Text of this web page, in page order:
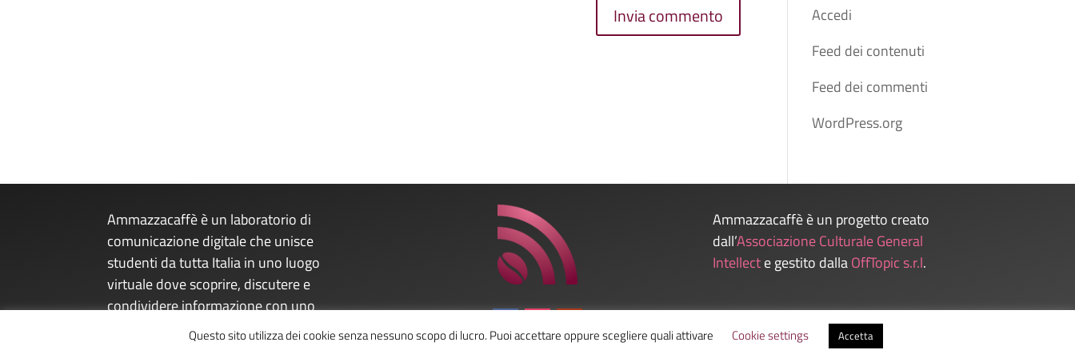
Accedi
Feed dei contenuti
Feed dei commenti
WordPress.org
Ammazzacaffè è un laboratorio di
comunicazione digitale che unisce
studenti da tutta Italia in uno luogo
virtuale dove scoprire, discutere e
condividere informazione con uno
sguardo sul presente dal futuro.
Ammazzacaffè è un progetto creato
dall’Associazione Culturale General
Intellecte gestito dallaOffTopic s.r.l.
Admin
Questo sito utilizza dei cookie senza nessuno scopo di lucro. Puoi accettare oppure scegliere quali attivare Cookie settings Accetta